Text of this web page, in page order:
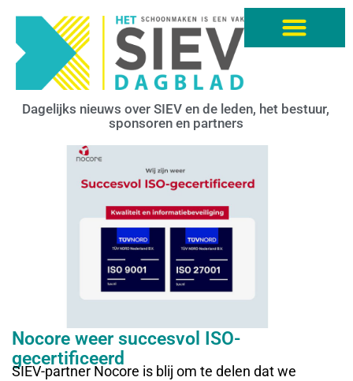
Dagelijks nieuws over SIEV en de leden, het bestuur,
sponsoren en partners
Nocore weer succesvol ISO-
gecertificeerd
SIEV-partner Nocore is blij om te delen dat we